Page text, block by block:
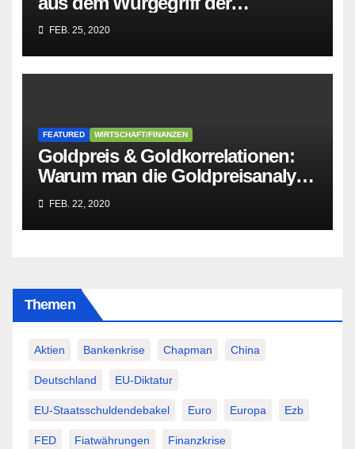
parasitären EU-Mafia befreien?
FEB. 25, 2020
FEATURED WIRTSCHAFT/FINANZEN
Goldpreis & Goldkorrelationen:
Warum man die Goldpreisanalyse
besser Profis überlässt!
FEB. 22, 2020
Themen
Aktien Bankenkrise Chapman China
Deutschland EU-Diktatur
EU-Staatsschuldendebakel Euro Europa Ezb
FED Fiatwährungen Finanzkrise